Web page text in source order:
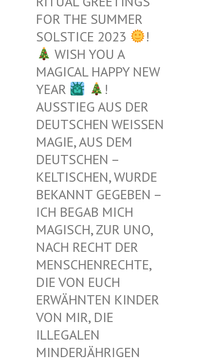
FOR THE SUMMER
SOLSTICE 2023
!
WISH YOU A
MAGICAL HAPPY NEW
YEAR
!
AUSSTIEG AUS DER
DEUTSCHEN WEISSEN M
AGIE, AUS DEM D
EUTSCHEN – K
ELTISCHEN, WURDE B
EKANNT GEGEBEN – I
CH BEGAB MICH M
AGISCH, ZUR UNO, N
ACH RECHT DER M
ENSCHENRECHTE, D
IE VON EUCH E
RWÄHNTEN KINDER V
ON MIR, DIE I
LLEGALEN M
INDERJÄHRIGEN Z